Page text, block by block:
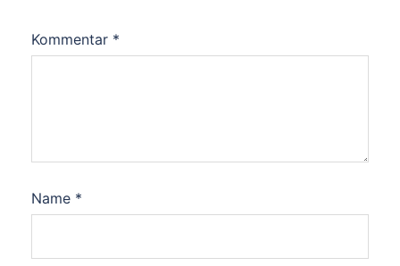
Kommentar *
Name *